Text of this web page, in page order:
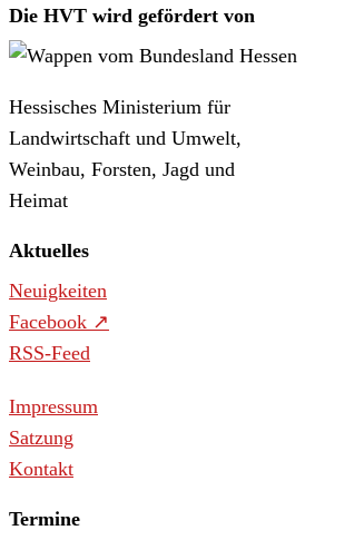
Die HVT wird gefördert von
Hessisches Ministerium für
Landwirtschaft und Umwelt,
Weinbau, Forsten, Jagd und
Heimat
Aktuelles
Neuigkeiten
Facebook
RSS-Feed
Impressum
Satzung
Kontakt
Termine